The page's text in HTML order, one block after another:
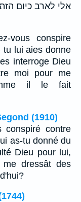
אלי לארב כיום
vous conspire
tu lui aies donne
interroge Dieu
moi pour me
il le fait
(1910)
conspiré contre
as-tu donné du
Dieu pour lui,
dressât des